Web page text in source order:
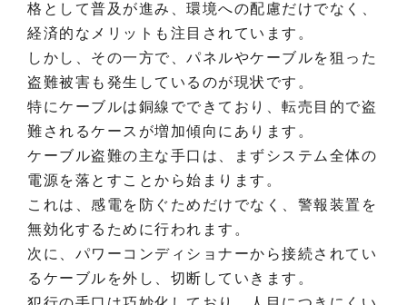
格として普及が進み、環境への配慮だけでなく、
経済的なメリットも注目されています。
しかし、その一方で、パネルやケーブルを狙った
盗難被害も発生しているのが現状です。
特にケーブルは銅線でできており、転売目的で盗
難されるケースが増加傾向にあります。
ケーブル盗難の主な手口は、まずシステム全体の
電源を落とすことから始まります。
これは、感電を防ぐためだけでなく、警報装置を
無効化するために行われます。
次に、パワーコンディショナーから接続されてい
るケーブルを外し、切断していきます。